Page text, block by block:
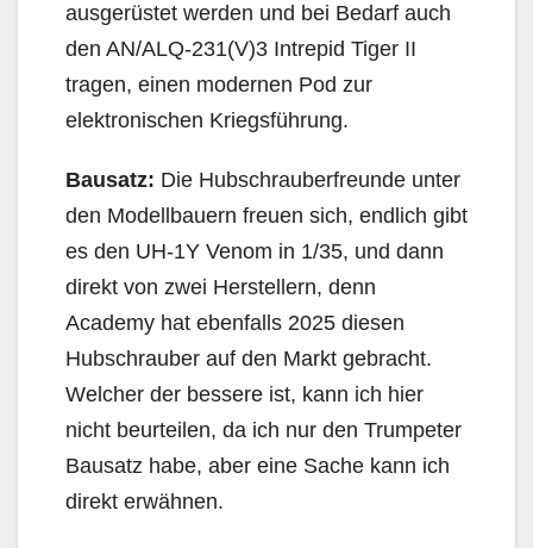
ausgerüstet werden und bei Bedarf auch
den AN/ALQ-231(V)3 Intrepid Tiger II
tragen, einen modernen Pod zur
elektronischen Kriegsführung.
Bausatz: Die Hubschrauberfreunde unter
den Modellbauern freuen sich, endlich gibt
es den UH-1Y Venom in 1/35, und dann
direkt von zwei Herstellern, denn
Academy hat ebenfalls 2025 diesen
Hubschrauber auf den Markt gebracht.
Welcher der bessere ist, kann ich hier
nicht beurteilen, da ich nur den Trumpeter
Bausatz habe, aber eine Sache kann ich
direkt erwähnen.